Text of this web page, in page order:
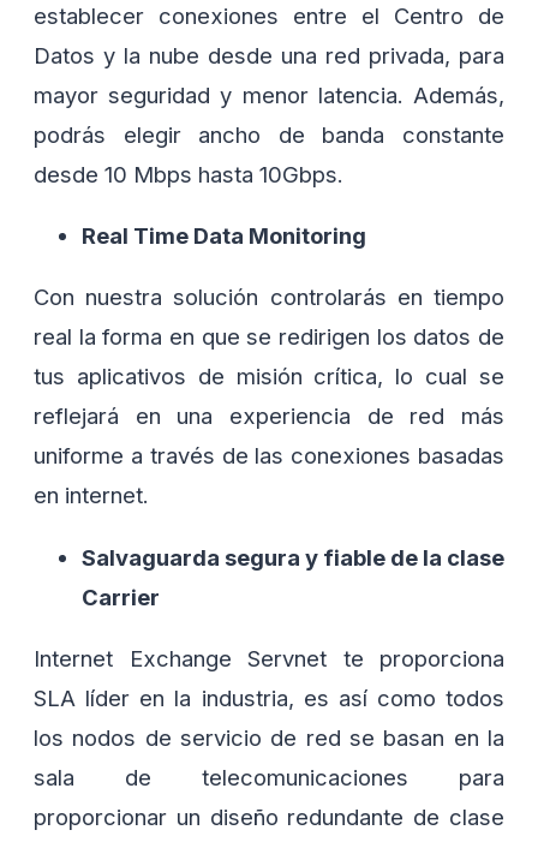
establecer conexiones entre el Centro de
Datos y la nube desde una red privada, para
mayor seguridad y menor latencia. Además,
podrás elegir ancho de banda constante
desde 10 Mbps hasta 10Gbps.
Real Time Data Monitoring
Con nuestra solución controlarás en tiempo
real la forma en que se redirigen los datos de
tus aplicativos de misión crítica, lo cual se
reflejará en una experiencia de red más
uniforme a través de las conexiones basadas
en internet.
Salvaguarda segura y fiable de la clase
Carrier
Internet Exchange Servnet te proporciona
SLA líder en la industria, es así como todos
los nodos de servicio de red se basan en la
sala de telecomunicaciones para
proporcionar un diseño redundante de clase